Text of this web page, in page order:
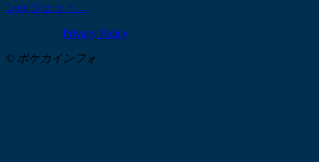
ンex,ジェット…
Privacy Policy
© ポケカインフォ